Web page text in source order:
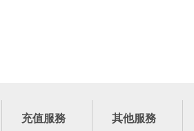
充值服務 其他服務